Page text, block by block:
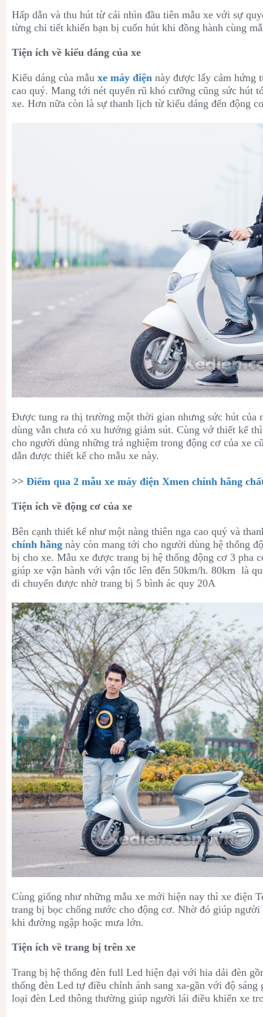
Hấp dẫn và thu hút từ cái nhìn đầu tiên mẫu xe với sự
từng chi tiết khiến bạn bị cuốn hút khi đồng hành cùng
Tiện ích về kiểu dáng của xe
Kiểu dáng của mẫu xe máy điện này được lấy cảm hứng
cao quý. Mang tới nét quyến rũ khó cưỡng cũng sức hút
xe. Hơn nữa còn là sự thanh lịch từ kiểu dáng đến động
Được tung ra thị trường một thời gian nhưng sức hút của
dùng vẫn chưa có xu hướng giảm sút. Cùng vớ thiết kế
cho người dùng những trả nghiệm trong động cơ của xe
dẫn được thiết kế cho mẫu xe này.
>> Điểm qua 2 mẫu xe máy điện Xmen chính hãng
Tiện ích về động cơ của xe
Bên cạnh thiết kế như một nàng thiên nga cao quý và
chính hãng này còn mang tới cho người dùng hệ thống
bị cho xe. Mẫu xe được trang bị hệ thống động cơ 3 pha
giúp xe vận hành với vận tốc lên đến 50km/h. 80km là
di chuyển được nhờ trang bị 5 bình ác quy 20A
Cùng giống như những mẫu xe mới hiện nay thì xe điện
trang bị bọc chống nước cho động cơ. Nhờ đó giúp người
khi đường ngập hoặc mưa lớn.
Tiện ích về trang bị trên xe
Trang bị hệ thống đèn full Led hiện đại với hia dải đèn
thống đèn Led tự điều chỉnh ánh sang xa-gần với độ sáng
loại đèn Led thông thường giúp người lái điều khiển xe